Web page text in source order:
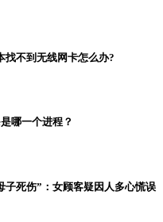
找不到无线网卡怎么办?
哪一个进程？
子死伤”：女顾客疑因人多心慌误